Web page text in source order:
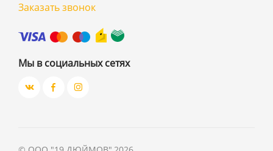
Заказать звонок
Мы в социальных сетях